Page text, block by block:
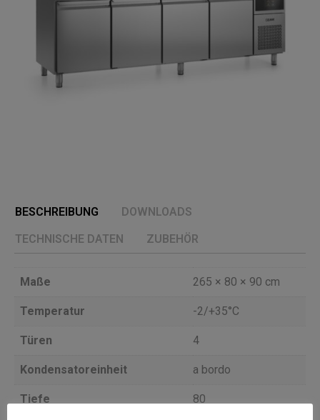
BESCHREIBUNG
DOWNLOADS
TECHNISCHE DATEN
ZUBEHÖR
Maße 265 × 80 × 90 cm
Temperatur -2/+35°C
Türen 4
Kondensatoreinheit a bordo
Tiefe 80